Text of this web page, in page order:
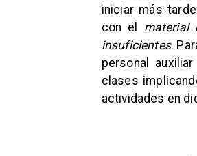
iniciar más
con el material
insuficientes.
personal
clases
actividades en